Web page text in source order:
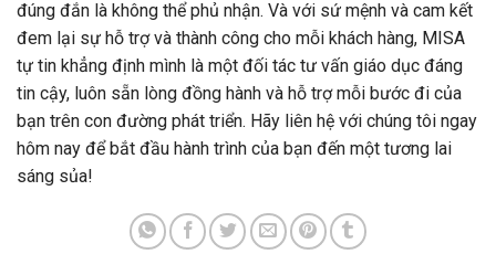
đúng đắn là không thể phủ nhận. Và với sứ mệnh và cam kết
đem lại sự hỗ trợ và thành công cho mỗi khách hàng, MISA
tự tin khẳng định mình là một đối tác tư vấn giáo dục đáng
tin cậy, luôn sẵn lòng đồng hành và hỗ trợ mỗi bước đi của
bạn trên con đường phát triển. Hãy liên hệ với chúng tôi ngay
hôm nay để bắt đầu hành trình của bạn đến một tương lai
sáng sủa!